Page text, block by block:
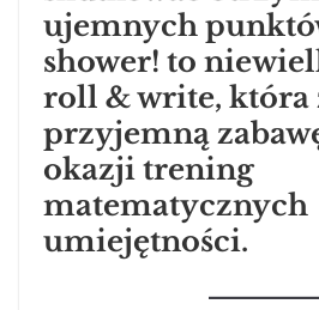
ujemnych
shower! to
roll & write, która
przyjemną
okazji trening
matematycznych
umiejętności.